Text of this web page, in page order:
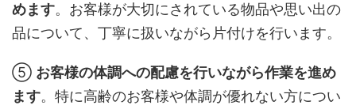
めます。お客様が大切にされている物品や思い出の
品について、丁寧に扱いながら片付けを行います。
⑤ お客様の体調への配慮を行いながら作業を進め
ます。特に高齢のお客様や体調が優れない方につい